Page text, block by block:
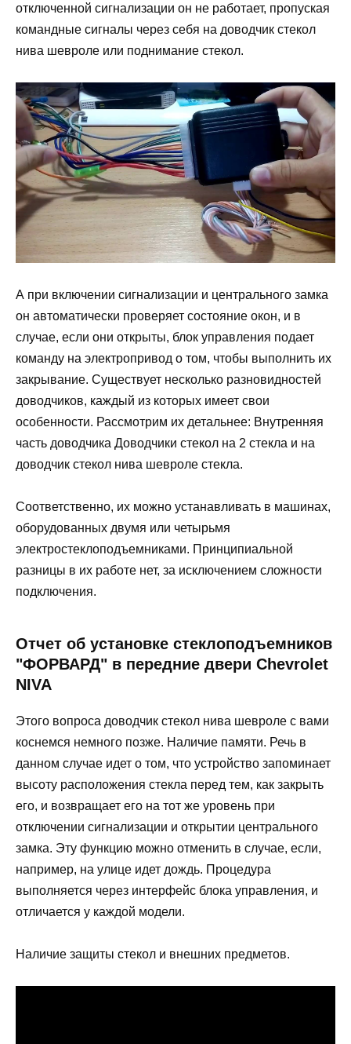
отключенной сигнализации он не работает, пропуская
командные сигналы через себя на доводчик стекол
нива шевроле или поднимание стекол.
А при включении сигнализации и центрального замка
он автоматически проверяет состояние окон, и в
случае, если они открыты, блок управления подает
команду на электропривод о том, чтобы выполнить их
закрывание. Существует несколько разновидностей
доводчиков, каждый из которых имеет свои
особенности. Рассмотрим их детальнее: Внутренняя
часть доводчика Доводчики стекол на 2 стекла и на
доводчик стекол нива шевроле стекла.
Соответственно, их можно устанавливать в машинах,
оборудованных двумя или четырьмя
электростеклоподъемниками. Принципиальной
разницы в их работе нет, за исключением сложности
подключения.
Отчет об установке стеклоподъемников
"ФОРВАРД" в передние двери Chevrolet
NIVA
Этого вопроса доводчик стекол нива шевроле с вами
коснемся немного позже. Наличие памяти. Речь в
данном случае идет о том, что устройство запоминает
высоту расположения стекла перед тем, как закрыть
его, и возвращает его на тот же уровень при
отключении сигнализации и открытии центрального
замка. Эту функцию можно отменить в случае, если,
например, на улице идет дождь. Процедура
выполняется через интерфейс блока управления, и
отличается у каждой модели.
Наличие защиты стекол и внешних предметов.